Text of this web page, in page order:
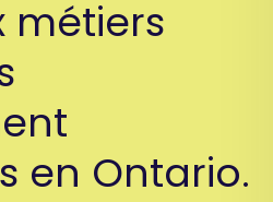
métiers
en Ontario.